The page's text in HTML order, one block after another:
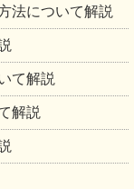
法について解説
て解説
解説